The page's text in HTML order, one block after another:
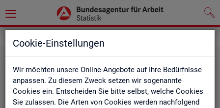
Cookie-Einstellungen
Wir möchten unsere Online-Angebote auf Ihre Bedürfnisse
anpassen. Zu diesem Zweck setzen wir sogenannte
Cookies ein. Entscheiden Sie bitte selbst, welche Cookies
Sie zulassen. Die Arten von Cookies werden nachfolgend